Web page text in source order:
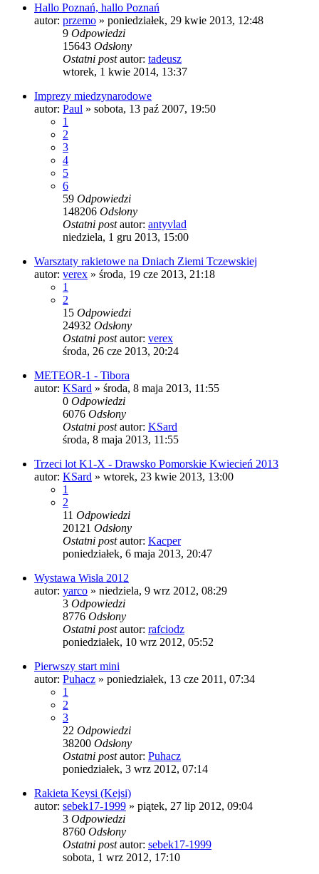
Hallo Poznań, hallo Poznań
autor: przemo » poniedziałek, 29 kwie 2013, 12:48
9 Odpowiedzi
15643 Odsłony
Ostatni postautor: tadeusz
wtorek, 1 kwie 2014, 13:37
Imprezy miedzynarodowe
autor: Paul » sobota, 13 paź 2007, 19:50
1
2
3
4
5
6
59 Odpowiedzi
148206 Odsłony
Ostatni postautor: antyvlad
niedziela, 1 gru 2013, 15:00
Warsztaty rakietowe na Dniach Ziemi Tczewskiej
autor: verex » środa, 19 cze 2013, 21:18
1
2
15 Odpowiedzi
24932 Odsłony
Ostatni postautor: verex
środa, 26 cze 2013, 20:24
METEOR-1 - Tibora
autor: KSard » środa, 8 maja 2013, 11:55
0 Odpowiedzi
6076 Odsłony
Ostatni postautor: KSard
środa, 8 maja 2013, 11:55
Trzeci lot K1-X - Drawsko Pomorskie Kwiecień 2013
autor: KSard » wtorek, 23 kwie 2013, 13:00
1
2
11 Odpowiedzi
20121 Odsłony
Ostatni postautor: Kacper
poniedziałek, 6 maja 2013, 20:47
Wystawa Wisła 2012
autor: yarco » niedziela, 9 wrz 2012, 08:29
3 Odpowiedzi
8776 Odsłony
Ostatni postautor: rafciodz
poniedziałek, 10 wrz 2012, 05:52
Pierwszy start mini
autor: Puhacz » poniedziałek, 13 cze 2011, 07:34
1
2
3
22 Odpowiedzi
38200 Odsłony
Ostatni postautor: Puhacz
poniedziałek, 3 wrz 2012, 07:14
Rakieta Keysi (Kejsi)
autor: sebek17-1999 » piątek, 27 lip 2012, 09:04
3 Odpowiedzi
8760 Odsłony
Ostatni postautor: sebek17-1999
sobota, 1 wrz 2012, 17:10